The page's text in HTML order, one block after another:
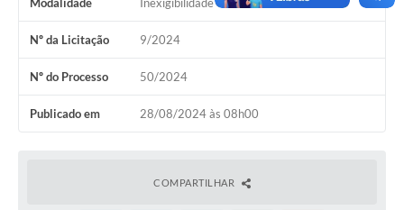
Nº da Licitação 9/2024
Nº do Processo 50/2024
Publicado em 28/08/2024 às 08h00
COMPARTILHAR